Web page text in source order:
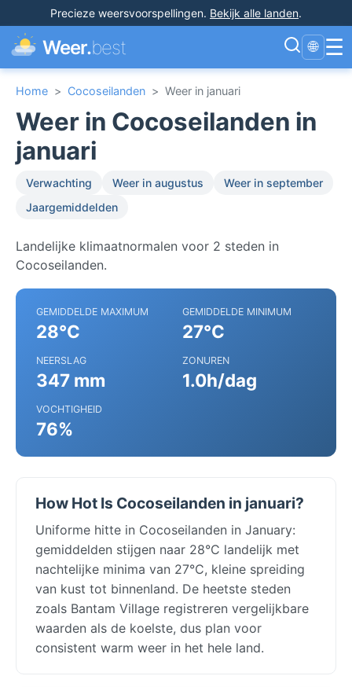
Precieze weersvoorspellingen. Bekijk alle landen.
Weer.best 🌐 ☰
Home > Cocoseilanden > Weer in januari
Weer in Cocoseilanden in
januari
Verwachting Weer in augustus
Weer in september
Jaargemiddelden
Landelijke klimaatnormalen voor 2 steden in
Cocoseilanden.
GEMIDDELDE MAXIMUM
28°C
GEMIDDELDE MINIMUM
27°C
NEERSLAG
347 mm
ZONUREN
1.0h/dag
VOCHTIGHEID
76%
How Hot Is Cocoseilanden in januari?
Uniforme hitte in Cocoseilanden in January:
gemiddelden stijgen naar 28°C landelijk met
nachtelijke minima van 27°C, kleine spreiding
van kust tot binnenland. De heetste steden
zoals Bantam Village registreren vergelijkbare
waarden als de koelste, dus plan voor
consistent warm weer in het hele land.